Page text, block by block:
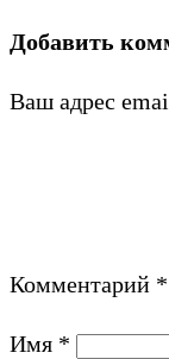
Добавить
Ваш адрес
Комментарий *
Имя *